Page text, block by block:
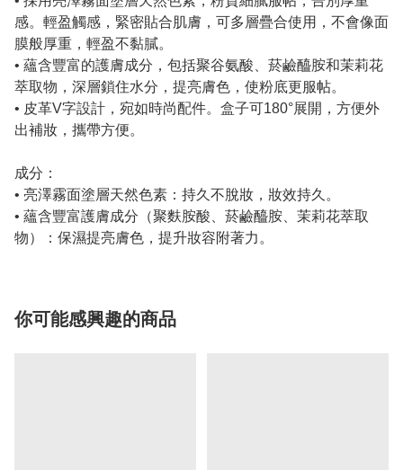
感。輕盈觸感，緊密貼合肌膚，可多層疊合使用，不會像面
膜般厚重，輕盈不黏膩。
• 蘊含豐富的護膚成分，包括聚谷氨酸、菸鹼醯胺和茉莉花
萃取物，深層鎖住水分，提亮膚色，使粉底更服帖。
• 皮革V字設計，宛如時尚配件。盒子可180°展開，方便外
出補妝，攜帶方便。
成分：
• 亮澤霧面塗層天然色素：持久不脫妝，妝效持久。
• 蘊含豐富護膚成分（聚麩胺酸、菸鹼醯胺、茉莉花萃取
物）：保濕提亮膚色，提升妝容附著力。
你可能感興趣的商品